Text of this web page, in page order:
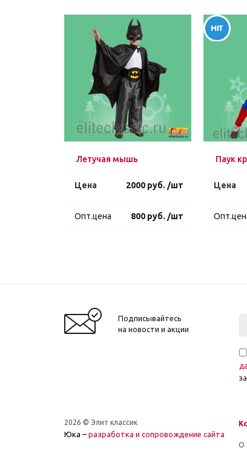
Летучая мышь
Цена 2000 руб. /шт
Опт.цена 800 руб. /шт
Паук
Цена
Подписывайтесь
на новости и акции
2026 © Элит классик
Юка – разработка и cопровождение сайта
О